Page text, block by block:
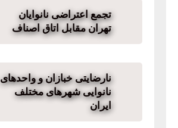
تجمع اعتراضی نانوایان
تهران مقابل اتاق اصناف
نارضایتی خبازان و واحدهای
نانوایی شهرهای مختلف
ایران